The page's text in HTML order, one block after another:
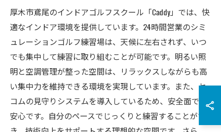
厚木市鳶尾のインドアゴルフスクール「Caddy」では、快
適なインドア環境を提供しています。24時間営業のシミ
ュレーションゴルフ練習場は、天候に左右されず、いつ
でも集中して練習に取り組むことが可能です。明るい照
明と空調管理が整った空間は、リラックスしながらも高
い集中力を維持できる環境を実現しています。また、セ
コムの見守りシステムを導入しているため、安全面でも
安心です。自分のペースでじっくりと練習することがで